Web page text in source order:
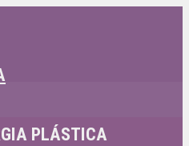
PLÁSTICA